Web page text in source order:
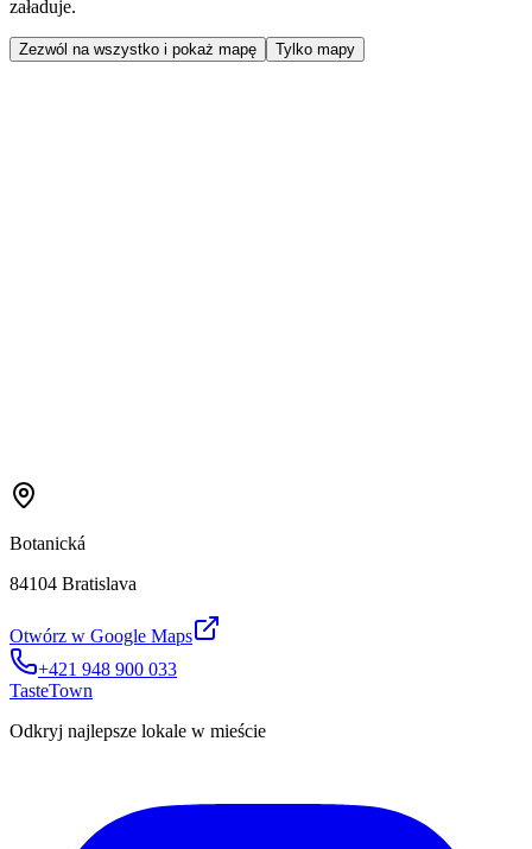
załaduje.
Zezwól na wszystko i pokaż mapę Tylko mapy
Botanická
84104 Bratislava
Otwórz w Google Maps
+421 948 900 033
TasteTown
Odkryj najlepsze lokale w mieście